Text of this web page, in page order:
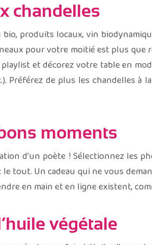
chandelles
bio, produits locaux, vin
pour votre moitié est plus
et décorez votre table en
Préférez de plus les chandelles
moments
d’un poète ! Sélectionnez
tout. Un cadeau qui ne vous
en main et en ligne existent,
végétale